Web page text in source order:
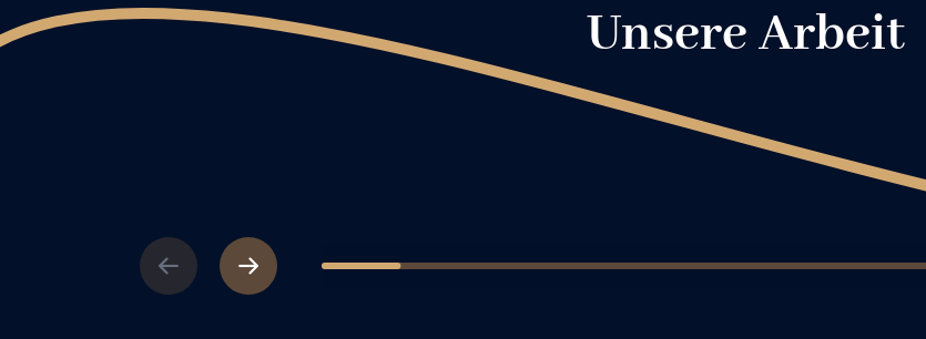
Unsere Arbeit
Previous Next 1 2 3 4 5 6 7 8